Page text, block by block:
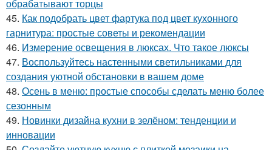
обрабатывают торцы
45. Как подобрать цвет фартука под цвет кухонного
гарнитура: простые советы и рекомендации
46. Измерение освещения в люксах. Что такое люксы
47. Воспользуйтесь настенными светильниками для
создания уютной обстановки в вашем доме
48. Осень в меню: простые способы сделать меню более
сезонным
49. Новинки дизайна кухни в зелёном: тенденции и
инновации